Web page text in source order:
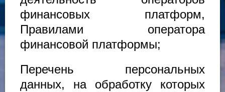
финансовых платформ,
Правилами оператора
финансовой платформы;
Перечень персональных
данных, на обработку которых